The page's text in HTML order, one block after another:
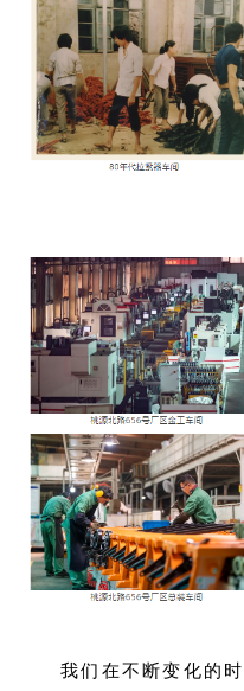
我们在不断变化的